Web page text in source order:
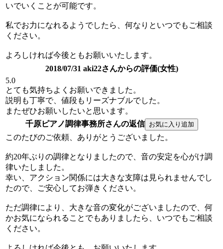
いでいくことが可能です。
私でお力になれるようでしたら、何なりといつでもご相談
ください。
よろしければ今後ともお願いいたします。
2018/07/31 aki22さんからの評価(女性)
5.0
とても気持ちよくお願いできました。
説明も丁寧で、値段もリーズナブルでした。
またぜひお願いしたいと思います。
千原ピアノ調律事務所さんの返信
このたびのご依頼、ありがとうございました。
約20年ぶりの調律となりましたので、音の安定を心がけ調
律いたしました。
幸い、アクション関係には大きな支障は見られませんでし
たので、ご安心してお弾きください。
ただ調律により、大きな音の変化がございましたので、何
かお気になられることでもありましたら、いつでもご相談
ください。